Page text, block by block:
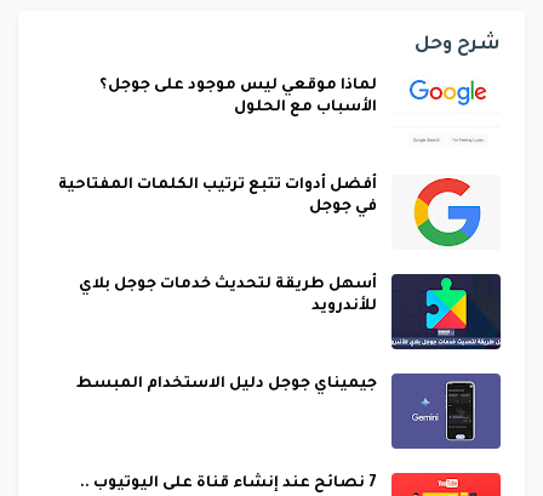
شرح وحل
لماذا موقعي ليس موجود على جوجل؟
الأسباب مع الحلول
أفضل أدوات تتبع ترتيب الكلمات المفتاحية
في جوجل
أسهل طريقة لتحديث خدمات جوجل بلاي
للأندرويد
جيميناي جوجل دليل الاستخدام المبسط
7 نصائح عند إنشاء قناة على اليوتيوب ..